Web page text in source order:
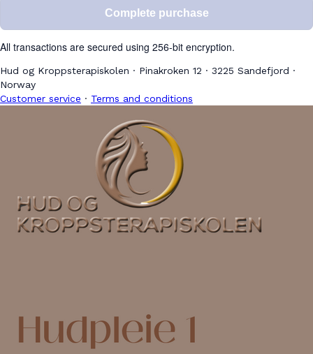
Complete purchase
All transactions are secured using 256-bit encryption.
Hud og Kroppsterapiskolen · Pinakroken 12 · 3225 Sandefjord ·
Norway
Customer service · Terms and conditions